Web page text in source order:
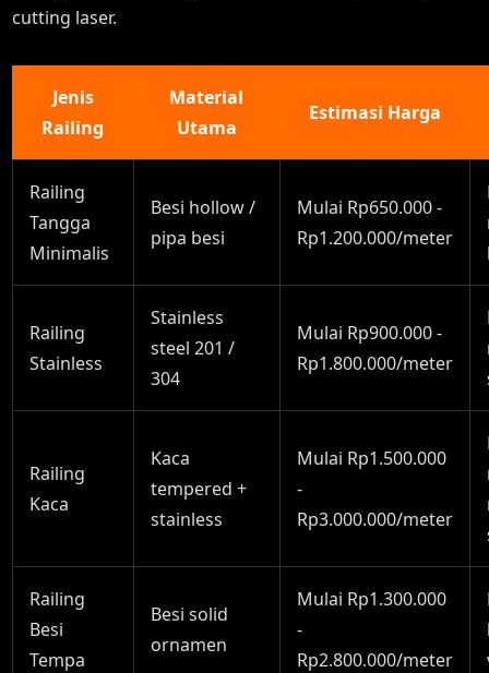
cutting laser.
Jenis
Railing
Material
Utama
Estimasi Harga
Railing
Tangga
Minimalis
Besi hollow /
pipa besi
Mulai Rp650.000 -
Rp1.200.000/meter
Railing
Stainless
Stainless
steel 201 /
304
Mulai Rp900.000 -
Rp1.800.000/meter
Railing
Kaca
Kaca
tempered +
stainless
Mulai Rp1.500.000
-
Rp3.000.000/meter
Railing
Besi
Tempa
Besi solid
ornamen
Mulai Rp1.300.000
-
Rp2.800.000/meter